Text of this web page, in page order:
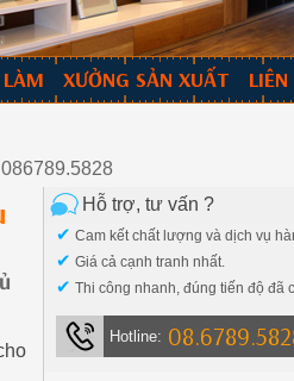
XƯỞNG SẢN XUẤT LIÊN
Hỗ trợ, tư vấn ?
✔ Cam kết chất lượng và dịch vụ
✔ Giá cả cạnh tranh nhất.
✔ Thi công nhanh, đúng tiến độ đã
Hotline: